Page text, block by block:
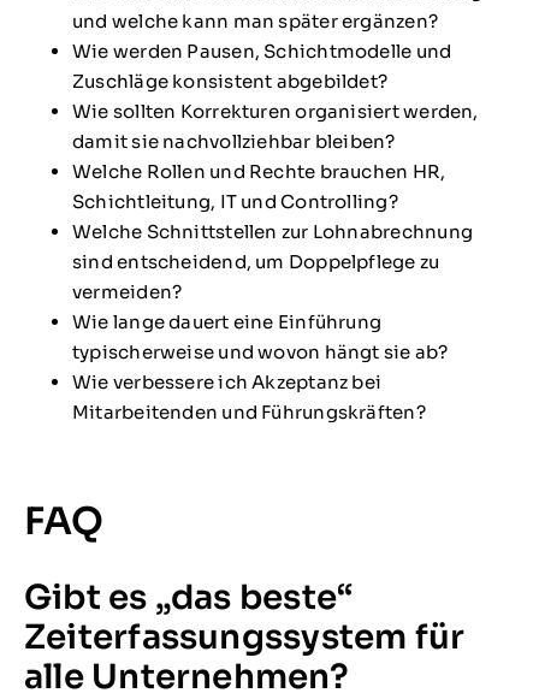
und welche kann man später ergänzen?
Wie werden Pausen, Schichtmodelle und
Zuschläge konsistent abgebildet?
Wie sollten Korrekturen organisiert werden,
damit sie nachvollziehbar bleiben?
Welche Rollen und Rechte brauchen HR,
Schichtleitung, IT und Controlling?
Welche Schnittstellen zur Lohnabrechnung
sind entscheidend, um Doppelpflege zu
vermeiden?
Wie lange dauert eine Einführung
typischerweise und wovon hängt sie ab?
Wie verbessere ich Akzeptanz bei
Mitarbeitenden und Führungskräften?
FAQ
Gibt es „das beste“
Zeiterfassungssystem für
alle Unternehmen?